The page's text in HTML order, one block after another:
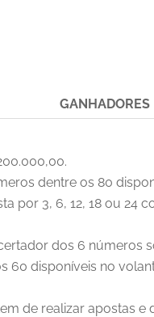
GANHADORES
dentre os 80
por 3, 6, 12, 18 ou 24
dos 6
60 disponíveis no
de realizar apostas